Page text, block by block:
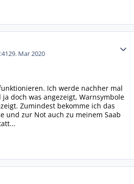
29. Mar 2020
Ich werde nachher mal
doch was angezeigt, Warnsymbole
Zumindest bekomme ich das
und zur Not auch zu meinem Saab